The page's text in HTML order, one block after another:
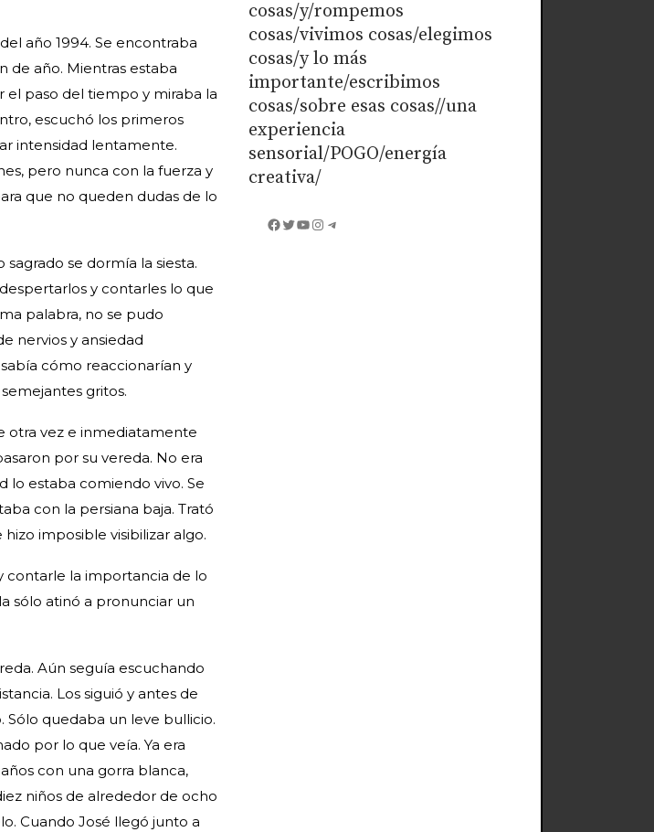
año 1994. Se encontraba
de año. Mientras estaba
el paso del tiempo y miraba la
escuchó los primeros
intensidad lentamente.
pero nunca con la fuerza y
que no queden dudas de lo
se dormía la siesta.
y contarles lo que
palabra, no se pudo
nervios y ansiedad
cómo reaccionarían y
gritos.
otra vez e inmediatamente
por su vereda. No era
lo estaba comiendo vivo. Se
con la persiana baja. Trató
imposible visibilizar algo.
contarle la importancia de lo
sólo atinó a pronunciar un
Aún seguía escuchando
Los siguió y antes de
Sólo quedaba un leve bullicio.
por lo que veía. Ya era
con una gorra blanca,
niños de alrededor de ocho
Cuando José llegó junto a
cosas/y/rompemos
cosas/vivimos cosas/elegimos
cosas/y lo más
importante/escribimos
cosas/sobre esas cosas//una
experiencia
sensorial/POGO/energía
creativa/
Facebook
Twitter
YouTube
Instagram
Telegram